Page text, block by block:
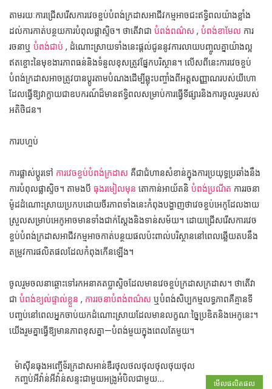
តាមរយៈការជ្រើសរើសការវេចខ្ចប់បំពង់ក្រដាសអាជីវកម្មអាចជះឥទ្ធិពលយ៉ាងខ្លាំង
ដល់ការកាត់បន្ថយការបំពុលផ្លាស្ទិច។ ថាតើវាជា បំពង់ពណ៌ស , បំពង់ខាមែល ការ
រចនាឬ បំពង់ជាប់ , ដំណោះស្រាយទាំងនេះផ្តល់ជូននូវការលាយបញ្ចូលគ្នាយ៉ាងល្អ
ឥតខ្ចោះនៃមុខងារភាពធន់និងទំនួលខុសត្រូវផ្នែកបរិស្ថាន។ លើសពីនេះការវេចខ្ចប់
បំពង់ក្រដាសអាចត្រូវបានប្ដូរតាមបំណងដើម្បីឆ្លុះបញ្ចាំងពីអត្តសញ្ញាណរបស់យីហោ
ដែលធ្វើឱ្យវាក្លាយជាឧបករណ៍ដ៏មានឥទ្ធិពលសម្រាប់ការធ្វើទីផ្សារនិងការចូលរួមរបស់
អតិថិជន។
ការបហ្ចប់
ការផ្លាស់ប្តូរទៅ ការវេចខ្ចប់បំពង់ក្រដាស គឺជាជំហានសំខាន់ក្នុងការប្រយុទ្ធប្រឆាំងនឹង
ការបំពុលផ្លាស្ទិច។ តាមងបី ធុងរមៀលមុន តោកាន់អាយ័តនិ បំពង់ប្រណីត ការរចនា
ម៉ូដដំណោះស្រាយប្រកបដោយចីរភាពទាំងនេះកំពុងបង្ហាញថាវេចខ្ចប់អេកូដែលងាយ
ស្រួលសម្រាប់អេកូអាចមានទាំងជាក់ស្តែងនិងទាន់សម័យ។ ដោយជ្រើសរើសការវេច
ខ្ចប់បំពង់ក្រដាសអាជីវកម្មអាចកាត់បន្ថយផលប៉ះពាល់បរិស្ថាននៅពេលឆ្លើយតបនឹង
តម្រូវការផលិតផលដែលកំពុងកើនឡើង។
ចូលរួមចលនាឆ្ពោះទៅរកអនាគតប្លាស្ទិចដែលមានវេចខ្ចប់ក្រដាសក្រដាស។ ថាតើវា
ជា បំពង់ខ្យល់ផ្ទាល់ខ្លួន , ការរចនាបំពង់ពណ៌ស ឬបំពង់សិប្បកម្មលទ្ធភាពគឺគ្មានទី
បញ្ចប់នៅពេលអ្នកចាប់យកដំណោះស្រាយដែលមានលក្ខណៈច្នៃប្រឌិតនិងអេកូនេះ។
យើងរួមគ្នាធ្វើឱ្យមានភាពខុសគ្នា—បំពង់មួយក្នុងពេលតែមួយ។
ម៉ាស៊ីនធុងអញ្ចើទ័រក្រដាសអាន់ឌឺរថុលថលថុលថុលថុយថុល
កញ្ចប់អីវ៉ាន់អីវ៉ាន់សន្ទះជាមួយអង្រូអំបិលជាមួយ
មើលផលិតផល